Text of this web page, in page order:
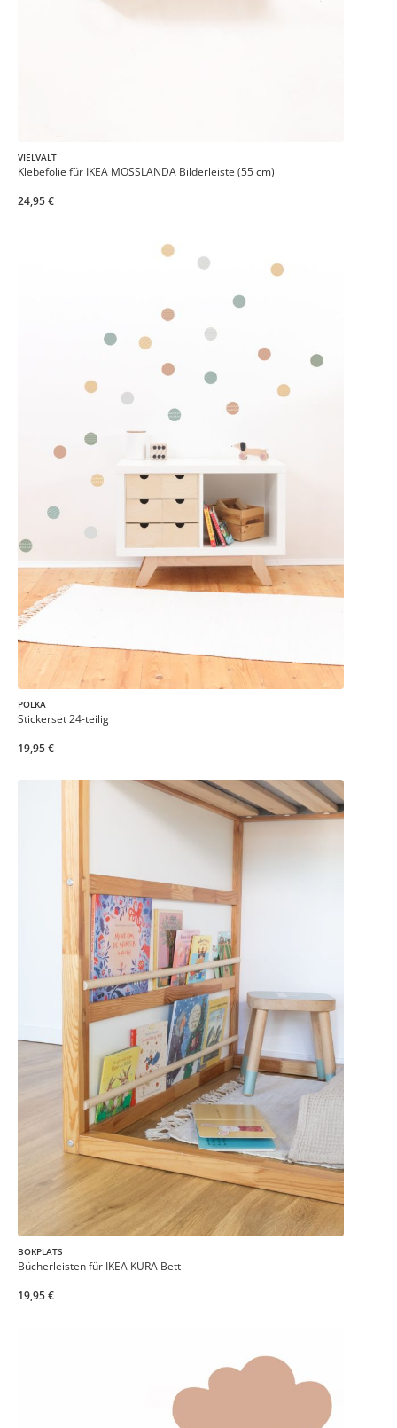
VIELVALT
Klebefolie für IKEA MOSSLANDA Bilderleiste (55 cm)
24,95 €
POLKA
Stickerset 24-teilig
19,95 €
BOKPLATS
Bücherleisten für IKEA KURA Bett
19,95 €